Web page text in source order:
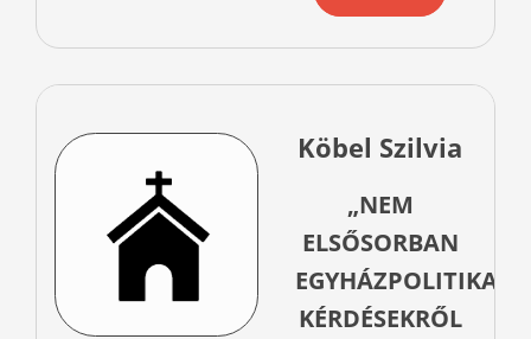
Köbel Szilvia
„NEM
ELSŐSORBAN
EGYHÁZPOLITIKAI
KÉRDÉSEKRŐL